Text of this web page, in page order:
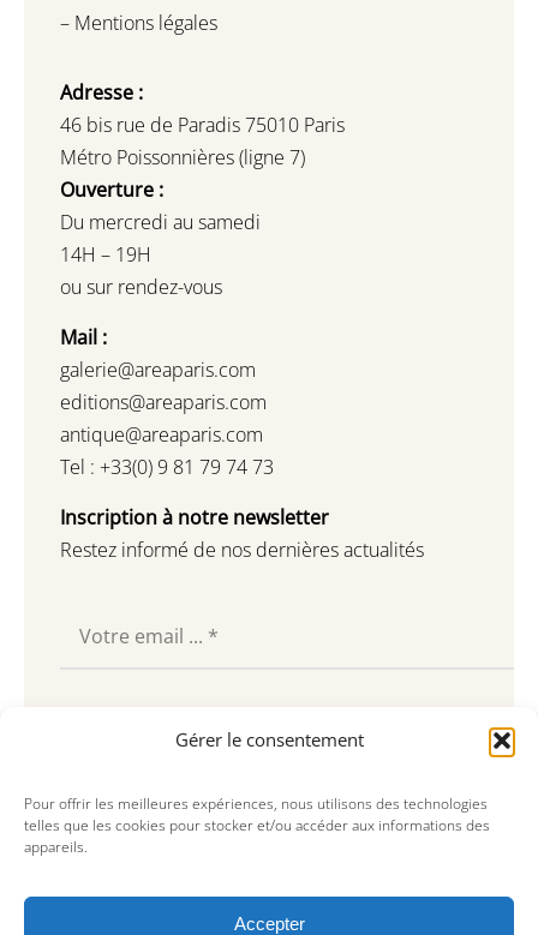
Gérer le consentement
Pour offrir les meilleures expériences, nous utilisons des technologies
telles que les cookies pour stocker et/ou accéder aux informations des
appareils.
Accepter
– Mentions légales
Adresse :
46 bis rue de Paradis 75010 Paris
Métro Poissonnières (ligne 7)
Ouverture :
Du mercredi au samedi
14H – 19H
ou sur rendez-vous
Mail :
galerie@areaparis.com
editions@areaparis.com
antique@areaparis.com
Tel : +33(0) 9 81 79 74 73
Inscription à notre newsletter
Restez informé de nos dernières actualités
Souscrire